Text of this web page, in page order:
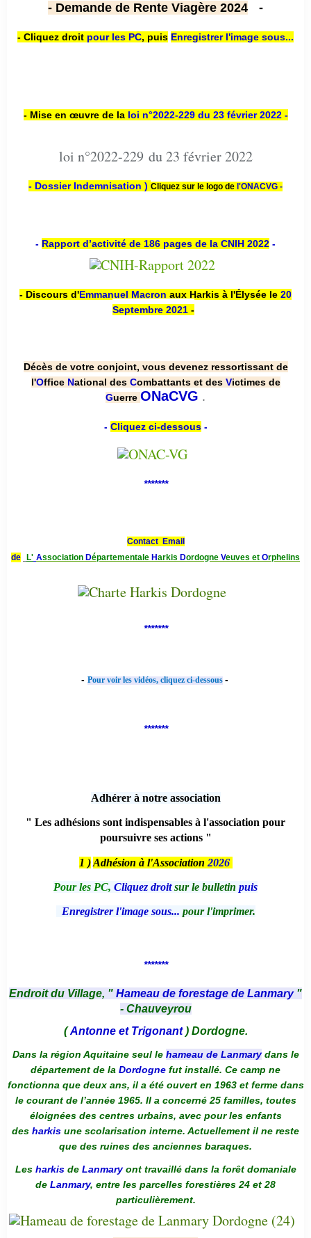
- Demande de Rente Viagère 2024 -
- Cliquez droit pour les PC, puis Enregistrer l'image sous...
- Mise en œuvre de la loi n°2022-229 du 23 février 2022 -
loi n°2022-229 du 23 février 2022
- Dossier Indemnisation ) Cliquez sur le logo de l'ONACVG -
- Rapport d’activité de 186 pages de la CNIH 2022 -
- Discours d'Emmanuel Macron aux Harkis à l'Élysée le 20
Septembre 2021 -
Décès de votre conjoint, vous devenez ressortissant de
l'Office National des Combattants et des Victimes de
Guerre ONaCVG .
- Cliquez ci-dessous-
*******
Contact Email
de
L' Association Départementale Harkis Dordogne Veuves et Orphelins
*******
- Pour voir les vidéos, cliquez ci-dessous -
*******
Adhérer à notre association
" Les adhésions sont indispensables à l'association pour
poursuivre ses actions "
1 ) Adhésion à l'Association 2026
Pour les PC, Cliquez droitsur le bulletin puis
Enregistrer l'image sous... pour l'imprimer.
*******
Endroit du Village, " Hameau de forestage de Lanmary "
- Chauveyrou
(Antonne et Trigonant) Dordogne.
Dans la région Aquitaine seul le hameau de Lanmarydans le
département de la Dordogne fut installé. Ce camp ne
fonctionna que deux ans, il a été ouvert en 1963 et ferme dans
le courant de l’année 1965. Il a concerné 25 familles, toutes
éloignées des centres urbains, avec pour les enfants
des harkis une scolarisation interne. Actuellement il ne reste
que des ruines des anciennes baraques.
Les harkis de Lanmaryont travaillé dans la forêt domaniale
de Lanmary, entre les parcelles forestières 24 et 28
particulièrement.